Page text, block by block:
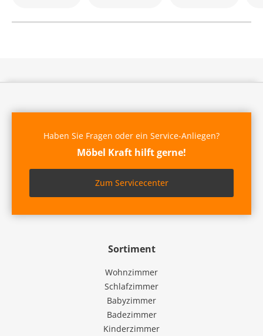
Sortiment
Wohnzimmer
Schlafzimmer
Babyzimmer
Badezimmer
Kinderzimmer
Haben Sie Fragen oder ein Service-Anliegen?
Möbel Kraft hilft gerne!
Zum Servicecenter